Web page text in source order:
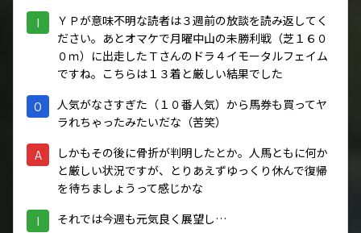
I
ＹＰが意味不明な読者は３週前の放談を読み返してく
ださい。あとオマケで月曜中山の未勝利戦（芝１６０
０ｍ）に出走したＴさんのドラ４イモータルフェイム
ですね。こちらは１３着と厳しい結果でした
O
人気がなさすぎた（１０番人気）から馬券も買ってヤ
ラれちゃったみたいだな（苦笑）
A
しかもその後に骨折が判明したとか。人馬ともに何か
と厳しい状況ですが、とりあえずゆっくり休んで復帰
を待ちましょうって感じかな
I それでは今週も元気良く展望し…